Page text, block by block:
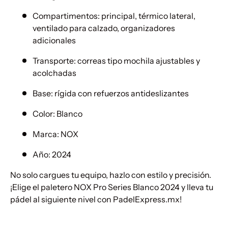
Compartimentos: principal, térmico lateral,
ventilado para calzado, organizadores
adicionales
Transporte: correas tipo mochila ajustables y
acolchadas
Base: rígida con refuerzos antideslizantes
Color: Blanco
Marca: NOX
Año: 2024
No solo cargues tu equipo, hazlo con estilo y precisión.
¡Elige el paletero NOX Pro Series Blanco 2024 y lleva tu
pádel al siguiente nivel con PadelExpress.mx!